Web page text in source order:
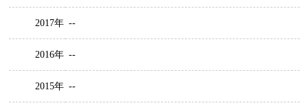
2017年 --
2016年 --
2015年 --